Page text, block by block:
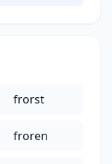
frorst
froren